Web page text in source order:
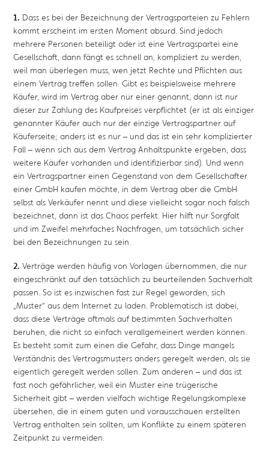
1. Dass es bei der Bezeichnung der Vertragsparteien zu Fehlern
kommt erscheint im ersten Moment absurd. Sind jedoch
mehrere Personen beteiligt oder ist eine Vertragspartei eine
Gesellschaft, dann fängt es schnell an, kompliziert zu werden,
weil man überlegen muss, wen jetzt Rechte und Pflichten aus
einem Vertrag treffen sollen. Gibt es beispielsweise mehrere
Käufer, wird im Vertrag aber nur einer genannt, dann ist nur
dieser zur Zahlung des Kaufpreises verpflichtet (er ist als einziger
genannter Käufer auch nur der einzige Vertragspartner auf
Käuferseite; anders ist es nur – und das ist ein sehr komplizierter
Fall – wenn sich aus dem Vertrag Anhaltspunkte ergeben, dass
weitere Käufer vorhanden und identifizierbar sind). Und wenn
ein Vertragspartner einen Gegenstand von dem Gesellschafter
einer GmbH kaufen möchte, in dem Vertrag aber die GmbH
selbst als Verkäufer nennt und diese vielleicht sogar noch falsch
bezeichnet, dann ist das Chaos perfekt. Hier hilft nur Sorgfalt
und im Zweifel mehrfaches Nachfragen, um tatsächlich sicher
bei den Bezeichnungen zu sein.
2. Verträge werden häufig von Vorlagen übernommen, die nur
eingeschränkt auf den tatsächlich zu beurteilenden Sachverhalt
passen. So ist es inzwischen fast zur Regel geworden, sich
„Muster“ aus dem Internet zu laden. Problematisch ist dabei,
dass diese Verträge oftmals auf bestimmten Sachverhalten
beruhen, die nicht so einfach verallgemeinert werden können.
Es besteht somit zum einen die Gefahr, dass Dinge mangels
Verständnis des Vertragsmusters anders geregelt werden, als sie
eigentlich geregelt werden sollen. Zum anderen – und das ist
fast noch gefährlicher, weil ein Muster eine trügerische
Sicherheit gibt – werden vielfach wichtige Regelungskomplexe
übersehen, die in einem guten und vorausschauen erstellten
Vertrag enthalten sein sollten, um Konflikte zu einem späteren
Zeitpunkt zu vermeiden.